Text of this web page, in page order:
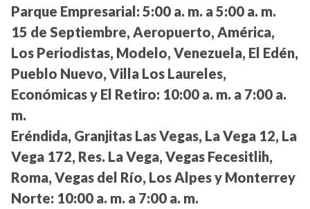
Parque Empresarial: 5:00 a. m. a 5:00 a. m.
15 de Septiembre, Aeropuerto, América,
Los Periodistas, Modelo, Venezuela, El Edén,
Pueblo Nuevo, Villa Los Laureles,
Económicas y El Retiro: 10:00 a. m. a 7:00 a.
m.
Eréndida, Granjitas Las Vegas, La Vega 12, La
Vega 172, Res. La Vega, Vegas Fecesitlih,
Roma, Vegas del Río, Los Alpes y Monterrey
Norte: 10:00 a. m. a 7:00 a. m.